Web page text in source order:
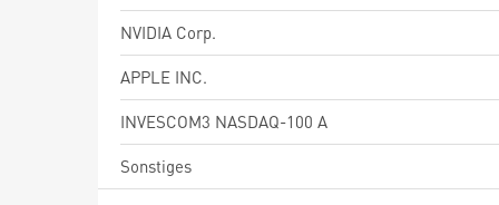
NVIDIA Corp.
APPLE INC.
INVESCOM3 NASDAQ-100 A
Sonstiges